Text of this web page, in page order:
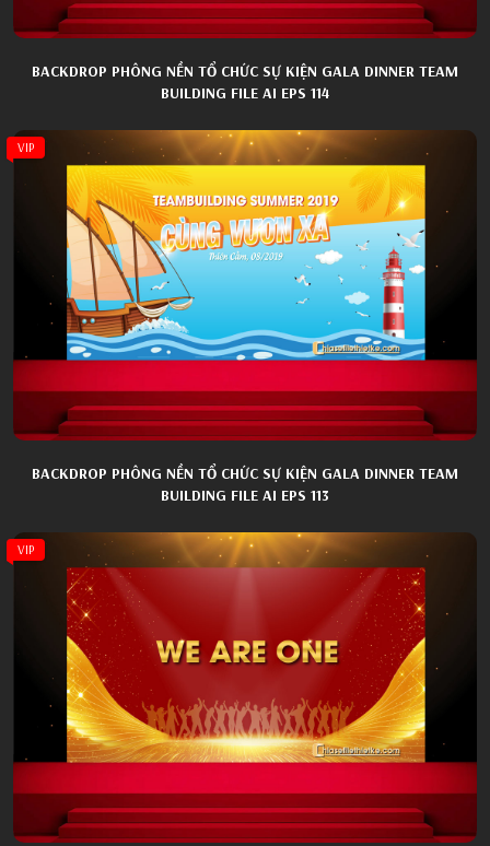
BACKDROP PHÔNG NỀN TỔ CHỨC SỰ KIỆN GALA DINNER TEAM
BUILDING FILE AI EPS 114
VIP
BACKDROP PHÔNG NỀN TỔ CHỨC SỰ KIỆN GALA DINNER TEAM
BUILDING FILE AI EPS 113
VIP